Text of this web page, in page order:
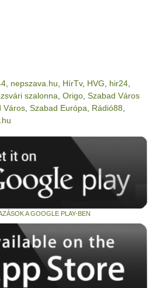
nepszava.hu HírTv, HVG hir24
szalonna Origo Szabad Város
Város Szabad Európa Rádió88
A GOOGLE PLAY-BEN